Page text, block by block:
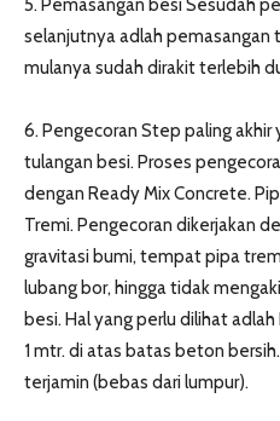
5. Pemasangan besi Sesudah
selanjutnya adlah pemasangan
mulanya sudah dirakit terlebih
6. Pengecoran Step paling
tulangan besi. Proses
dengan Ready Mix Concrete.
Tremi. Pengecoran dikerjakan
gravitasi bumi, tempat pipa
lubang bor, hingga tidak
besi. Hal yang perlu dilihat
1 mtr. di atas batas beton
terjamin (bebas dari lumpur).